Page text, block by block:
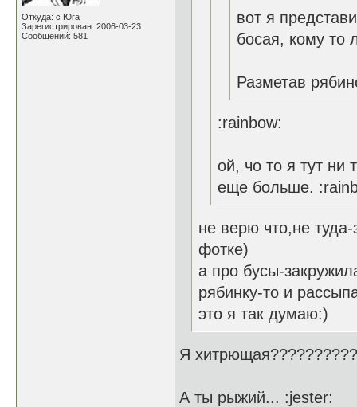
Откуда: с Юга
Зарегистрирован: 2006-03-23
Сообщений: 581
вот я
босая, кому то
Разметав
:rainbow:
ой, чо то я тут ни
еще больше.
не верю что,не
фотке)
а про бусы-
рябинку-то и
это я так думаю:)
Я
А ты рыжий... :jester: